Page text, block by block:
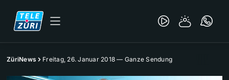
ZüriNews Freitag, 26. Januar 2018 — Ganze Sendung